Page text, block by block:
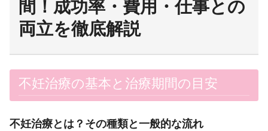
間！成功率・費用・仕事との
両立を徹底解説
不妊治療の基本と治療期間の目安
不妊治療とは？その種類と一般的な流れ